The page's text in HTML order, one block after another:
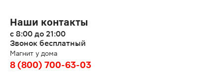
Наши контакты
с 8:00 до 21:00
Звонок бесплатный
Магнит у дома
8 (800) 700-63-03